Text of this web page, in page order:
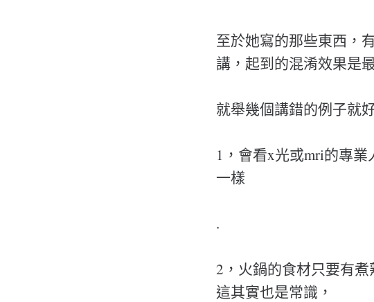
至於她寫的那些東西，
講，起到的混淆效果是
就舉幾個講錯的例子就
1，會看x光或mri的專
一樣
.
2，火鍋的食材只要有
這其實也是常識，